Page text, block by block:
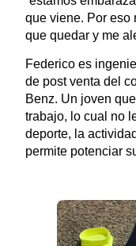
que viene. Por eso
que quedar y me
Federico es
de post venta del
Benz. Un joven
trabajo, lo cual no
deporte, la
permite potenciar